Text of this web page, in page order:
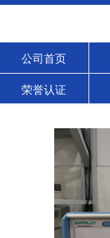
公司首页
荣誉认证